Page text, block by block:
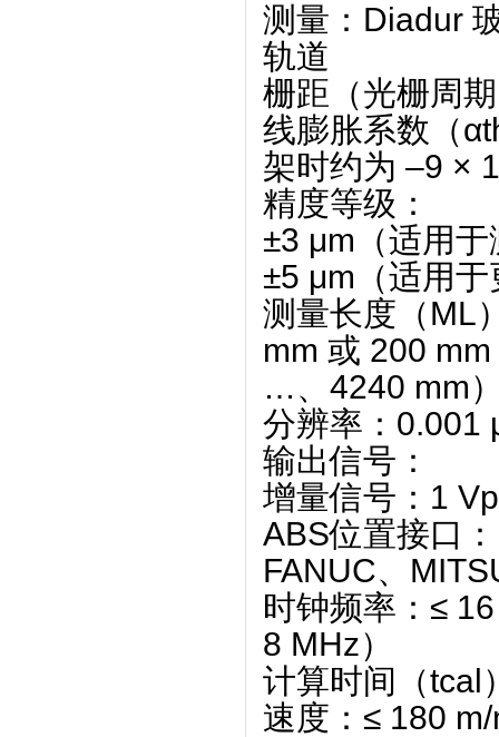
测量 ：Diadur
轨道
栅距（光栅周
线膨胀系数（
架时约为 –9 ×
精度等级 ‌：
±3 μm （适用
±5 μm （适用
测量长度（ML
mm 或 200
…、4240 mm
分辨率 ‌：‌ 0.001
输出信号 ‌：
增量信号：‌ 1
ABS位置接口：‌
FANUC、
时钟频率 ‌：≤ ‌
8 MHz）
计算时间（tcal
速度 ‌：≤ ‌ 180